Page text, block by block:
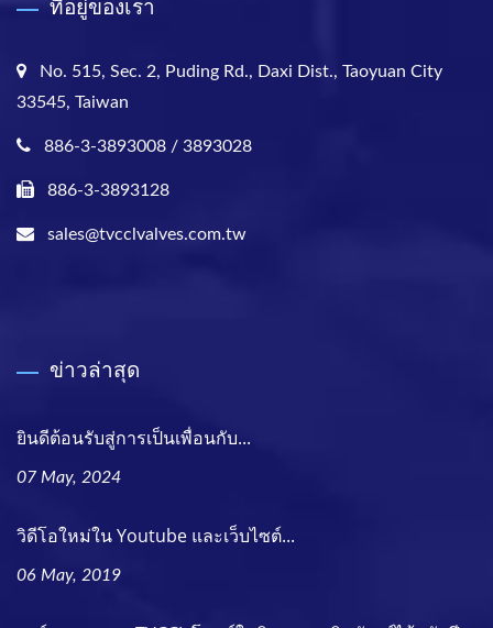
ที่อยู่ของเรา
No. 515, Sec. 2, Puding Rd., Daxi Dist., Taoyuan City
33545, Taiwan
886-3-3893008 / 3893028
886-3-3893128
sales@tvcclvalves.com.tw
ข่าวล่าสุด
ยินดีต้อนรับสู่การเป็นเพื่อนกับ...
07 May, 2024
วิดีโอใหม่ใน Youtube และเว็บไซต์...
06 May, 2019